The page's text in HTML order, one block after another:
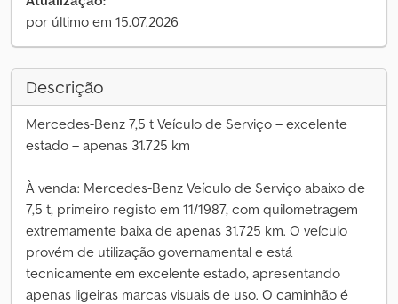
por último em 15.07.2026
Descrição
Mercedes-Benz 7,5 t Veículo de Serviço – excelente
estado – apenas 31.725 km
À venda: Mercedes-Benz Veículo de Serviço abaixo de
7,5 t, primeiro registo em 11/1987, com quilometragem
extremamente baixa de apenas 31.725 km. O veículo
provém de utilização governamental e está
tecnicamente em excelente estado, apresentando
apenas ligeiras marcas visuais de uso. O caminhão é